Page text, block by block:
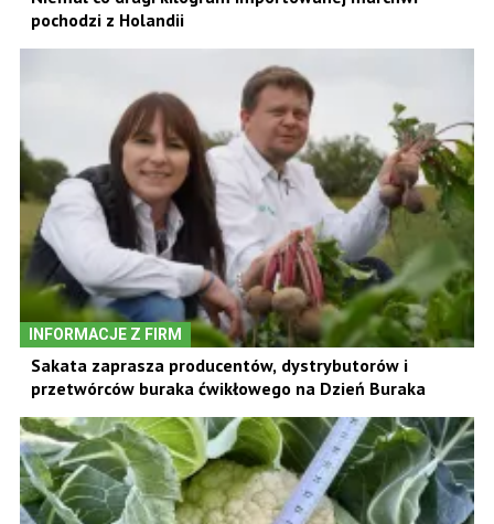
pochodzi z Holandii
INFORMACJE Z FIRM
Sakata zaprasza producentów, dystrybutorów i
przetwórców buraka ćwikłowego na Dzień Buraka